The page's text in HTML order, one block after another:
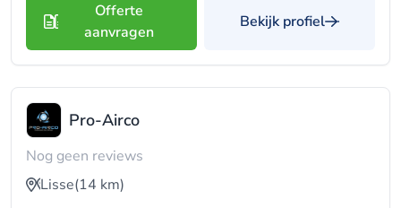
Offerte
aanvragen
Bekijk profiel
Pro-Airco
Nog geen reviews
Lisse(14 km)